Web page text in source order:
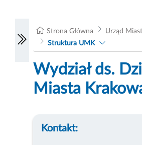
Strona Główna
Urząd
Struktura UMK
Wydział ds.
Miasta
Kontakt: